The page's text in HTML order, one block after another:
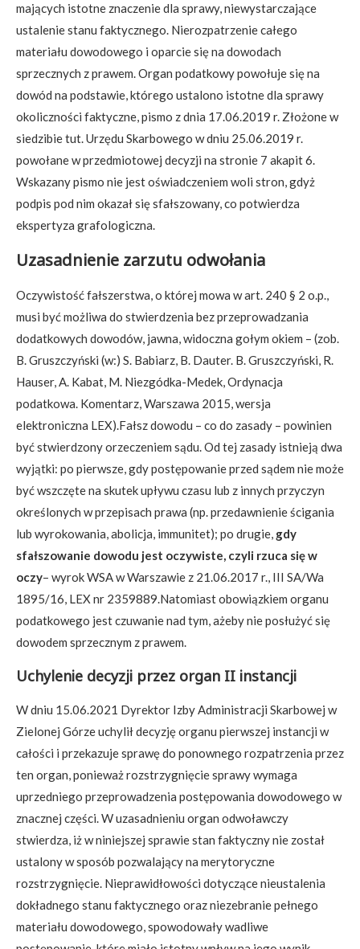
mających istotne znaczenie dla sprawy, niewystarczające
ustalenie stanu faktycznego. Nierozpatrzenie całego
materiału dowodowego i oparcie się na dowodach
sprzecznych z prawem. Organ podatkowy powołuje się na
dowód na podstawie, którego ustalono istotne dla sprawy
okoliczności faktyczne, pismo z dnia 17.06.2019 r. Złożone w
siedzibie tut. Urzędu Skarbowego w dniu 25.06.2019 r.
powołane w przedmiotowej decyzji na stronie 7 akapit 6.
Wskazany pismo nie jest oświadczeniem woli stron, gdyż
podpis pod nim okazał się sfałszowany, co potwierdza
ekspertyza grafologiczna.
Uzasadnienie zarzutu odwołania
Oczywistość fałszerstwa, o której mowa w art. 240 § 2 o.p.,
musi być możliwa do stwierdzenia bez przeprowadzania
dodatkowych dowodów, jawna, widoczna gołym okiem – (zob.
B. Gruszczyński (w:) S. Babiarz, B. Dauter. B. Gruszczyński, R.
Hauser, A. Kabat, M. Niezgódka-Medek, Ordynacja
podatkowa. Komentarz, Warszawa 2015, wersja
elektroniczna LEX).Fałsz dowodu – co do zasady – powinien
być stwierdzony orzeczeniem sądu. Od tej zasady istnieją dwa
wyjątki: po pierwsze, gdy postępowanie przed sądem nie może
być wszczęte na skutek upływu czasu lub z innych przyczyn
określonych w przepisach prawa (np. przedawnienie ścigania
lub wyrokowania, abolicja, immunitet); po drugie, gdy
sfałszowanie dowodu jest oczywiste, czyli rzuca się w
oczy– wyrok WSA w Warszawie z 21.06.2017 r., III SA/Wa
1895/16, LEX nr 2359889.Natomiast obowiązkiem organu
podatkowego jest czuwanie nad tym, ażeby nie posłużyć się
dowodem sprzecznym z prawem.
Uchylenie decyzji przez organ II instancji
W dniu 15.06.2021 Dyrektor Izby Administracji Skarbowej w
Zielonej Górze uchylił decyzję organu pierwszej instancji w
całości i przekazuje sprawę do ponownego rozpatrzenia przez
ten organ, ponieważ rozstrzygnięcie sprawy wymaga
uprzedniego przeprowadzenia postępowania dowodowego w
znacznej części. W uzasadnieniu organ odwoławczy
stwierdza, iż w niniejszej sprawie stan faktyczny nie został
ustalony w sposób pozwalający na merytoryczne
rozstrzygnięcie. Nieprawidłowości dotyczące nieustalenia
dokładnego stanu faktycznego oraz niezebranie pełnego
materiału dowodowego, spowodowały wadliwe